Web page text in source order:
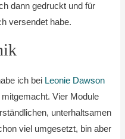
dann gedruckt und für
versendet habe.
ich bei Leonie Dawson
Vier Module
unterhaltsamen
viel umgesetzt, bin aber